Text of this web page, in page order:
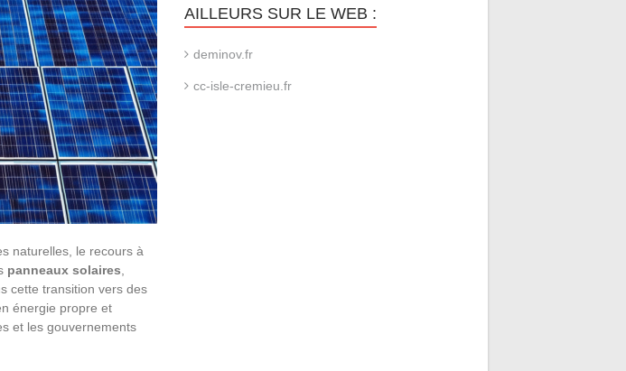
naturelles, le recours à
panneaux solaires
cette transition vers des
énergie propre et
et les gouvernements
AILLEURS SUR LE WEB :
deminov.fr
cc-isle-cremieu.fr